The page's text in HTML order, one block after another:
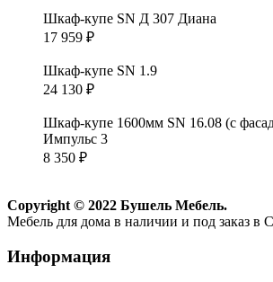
Шкаф-купе SN Д 307 Диана
17 959 ₽
Шкаф-купе SN 1.9
24 130 ₽
Шкаф-купе 1600мм SN 16.08 (с
Импульс 3
8 350 ₽
Copyright © 2022 Бушель Мебель.
Мебель для дома в наличии и под заказ в
Информация